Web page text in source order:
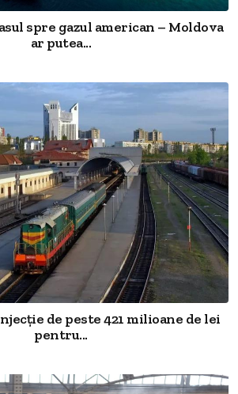
spre gazul american – Moldova
ar putea...
de peste 421 milioane de lei
pentru...